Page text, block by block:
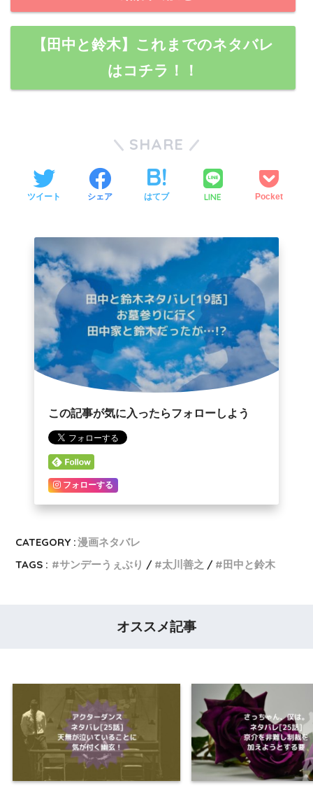
【田中と鈴木】これまでのネタバレ
はコチラ！！
SHARE
ツイート シェア はてブ LINE Pocket
この記事が気に入ったらフォローしよう
フォローする
CATEGORY :漫画ネタバレ
TAGS :
サンデーうぇぶり 太川善之 田中と鈴木
オススメ記事